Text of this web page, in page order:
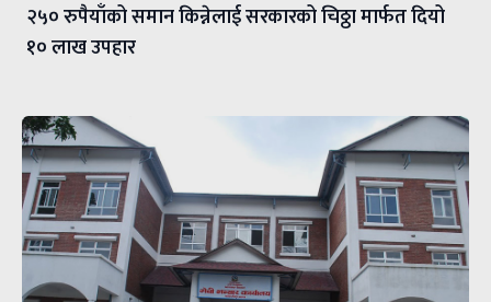
२५० रुपैयाँको समान किन्नेलाई सरकारको चिठ्ठा मार्फत दियो
१० लाख उपहार